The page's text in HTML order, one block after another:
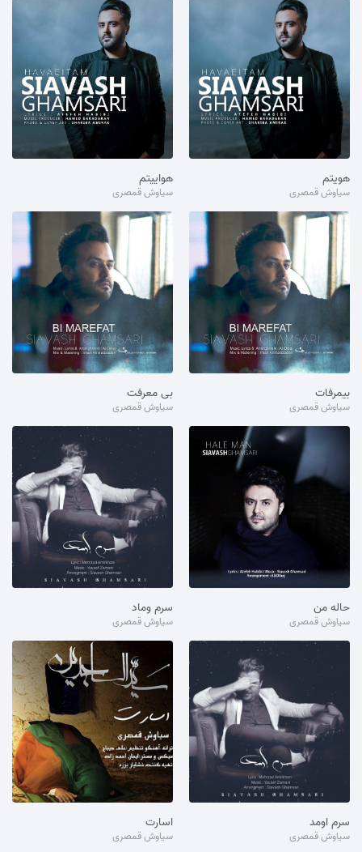
هویتم
سیاوش قمصری
هواییتم
سیاوش قمصری
بیمرفات
سیاوش قمصری
بی معرفت
سیاوش قمصری
حاله من
سیاوش قمصری
سرم وماد
سیاوش قمصری
سرم اومد
سیاوش قمصری
اسارت
سیاوش قمصری